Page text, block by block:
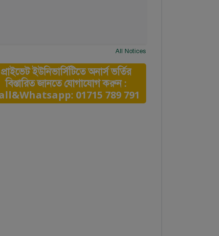
All Notices
প্রাইভেট ইউনিভার্সিটিতে অনার্স ভর্তির
বিস্তারিত জানতে যোগাযোগ করুন :
01715 789 791